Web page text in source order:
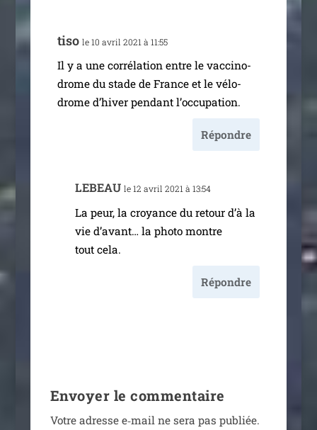
tiso le 10 avril 2021 à 11:55
Il y a une cor­ré­la­tion entre le vac­ci­no­
drome du stade de France et le vélo­
drome d’hi­ver pen­dant l’occupation.
Répondre
LEBEAU le 12 avril 2021 à 13:54
La peur, la croyance du retour d’à la
vie d’avant… la pho­to montre
tout cela.
Répondre
Envoyer le commentaire
Votre adresse e‑mail ne sera pas publiée.